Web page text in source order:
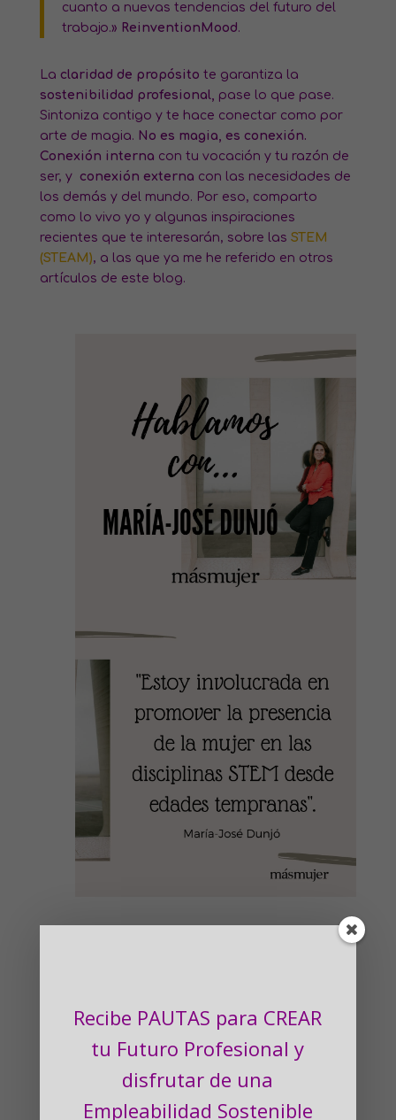
cuanto a nuevas tendencias del futuro del
trabajo.» ReinventionMood.
La claridad de propósito te garantiza la
sostenibilidad profesional, pase lo que pase.
Sintoniza contigo y te hace conectar como por
arte de magia. No es magia, es conexión.
Conexión interna con tu vocación y tu razón de
ser, y conexión externa con las necesidades de
los demás y del mundo. Por eso, comparto
como lo vivo yo y algunas inspiraciones
recientes que te interesarán, sobre las STEM
(STEAM), a las que ya me he referido en otros
artículos de este blog.
Contacta con María-José Dunjó aquí
Suscríbete para recibir
PAUTAS para CREAR tu
Futuro Profesional
Recibe PAUTAS para CREAR
tu Futuro Profesional y
disfrutar de una
Empleabilidad Sostenible